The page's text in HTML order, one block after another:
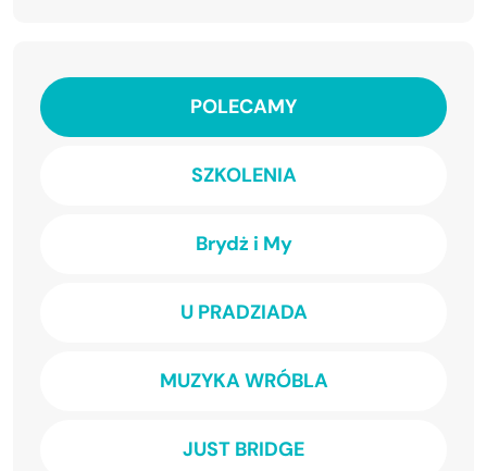
POLECAMY
SZKOLENIA
Brydż i My
U PRADZIADA
MUZYKA WRÓBLA
JUST BRIDGE